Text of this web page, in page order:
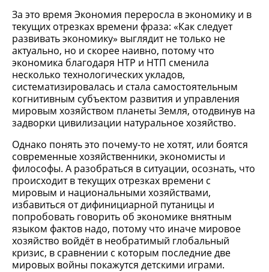
За это время Экономия переросла в экономику и в
текущих отрезках времени фраза: «Как следует
развивать экономику» выглядит не только не
актуально, но и скорее наивно, потому что
экономика благодаря НТР и НТП сменила
несколько технологических укладов,
систематизировалась и стала самостоятельным
когнитивным субъектом развития и управления
мировым хозяйством планеты Земля, отодвинув на
задворки цивилизации натуральное хозяйство.
Однако понять это почему-то не хотят, или боятся
современные хозяйственники, экономисты и
философы. А разобраться в ситуации, осознать, что
происходит в текущих отрезках времени с
мировым и национальными хозяйствами,
избавиться от дифинициарной путаницы и
попробовать говорить об экономике внятным
языком фактов надо, потому что иначе мировое
хозяйство войдёт в необратимый глобальный
кризис, в сравнении с которым последние две
мировых войны покажутся детскими играми.